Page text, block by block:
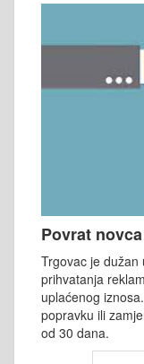
Povrat
Trgovac je
prihvatanja
uplaćenog
popravku ili
od 30 dana.